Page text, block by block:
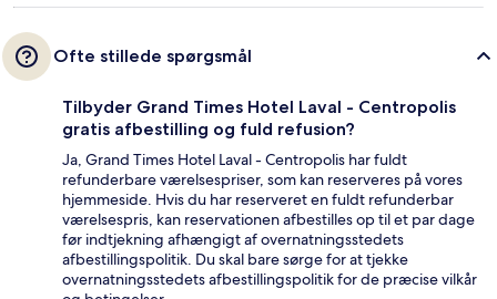
Ofte stillede spørgsmål
Tilbyder Grand Times Hotel Laval - Centropolis
gratis afbestilling og fuld refusion?
Ja, Grand Times Hotel Laval - Centropolis har fuldt
refunderbare værelsespriser, som kan reserveres på vores
hjemmeside. Hvis du har reserveret en fuldt refunderbar
værelsespris, kan reservationen afbestilles op til et par dage
før indtjekning afhængigt af overnatningsstedets
afbestillingspolitik. Du skal bare sørge for at tjekke
overnatningsstedets afbestillingspolitik for de præcise vilkår